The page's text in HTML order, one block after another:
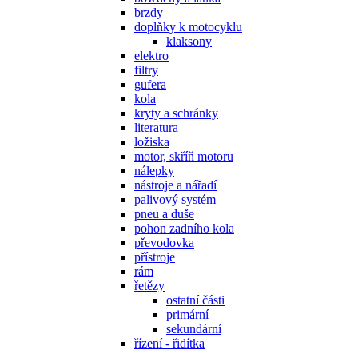
brzdy
doplňky k motocyklu
klaksony
elektro
filtry
gufera
kola
kryty a schránky
literatura
ložiska
motor, skříň motoru
nálepky
nástroje a nářadí
palivový systém
pneu a duše
pohon zadního kola
převodovka
přístroje
rám
řetězy
ostatní části
primární
sekundární
řízení - řidítka